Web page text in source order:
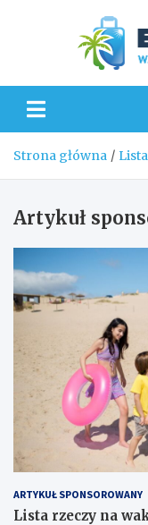
Strona główna
Artykuł
ARTYKUŁ SPONSOROWANY
Lista rzeczy na